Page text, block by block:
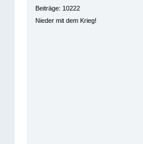
Beiträge: 10222
Nieder mit dem Krieg!